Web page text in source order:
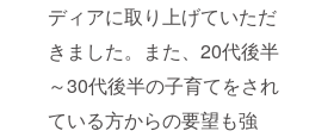
ディアに取り上げていただ
きました。また、20代後半
～30代後半の子育てをされ
ている方からの要望も強